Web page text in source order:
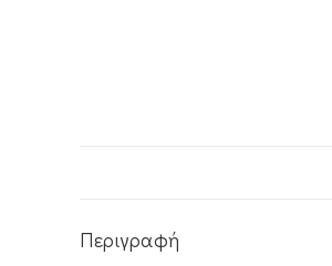
Περιγραφή